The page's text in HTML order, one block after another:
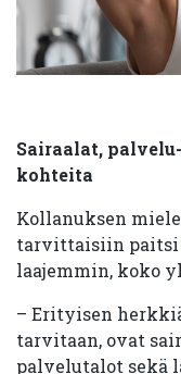
Sairaalat,
kohteita
Kollanuksen
tarvittaisiin paitsi
laajemmin, koko
– Erityisen
tarvitaan, ovat
palvelutalot sekä